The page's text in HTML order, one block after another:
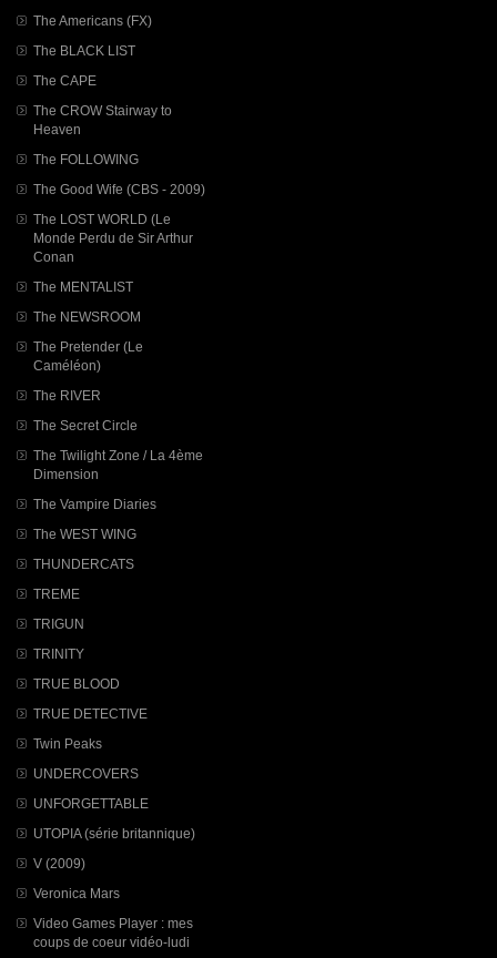
The Americans (FX)
The BLACK LIST
The CAPE
The CROW Stairway to
Heaven
The FOLLOWING
The Good Wife (CBS - 2009)
The LOST WORLD (Le
Monde Perdu de Sir Arthur
Conan
The MENTALIST
The NEWSROOM
The Pretender (Le
Caméléon)
The RIVER
The Secret Circle
The Twilight Zone / La 4ème
Dimension
The Vampire Diaries
The WEST WING
THUNDERCATS
TREME
TRIGUN
TRINITY
TRUE BLOOD
TRUE DETECTIVE
Twin Peaks
UNDERCOVERS
UNFORGETTABLE
UTOPIA (série britannique)
V (2009)
Veronica Mars
Video Games Player : mes
coups de coeur vidéo-ludi